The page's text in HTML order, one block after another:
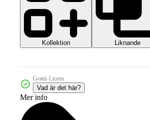
Kollektion Liknande
Gratis Licens
Vad är det här?
Mer info